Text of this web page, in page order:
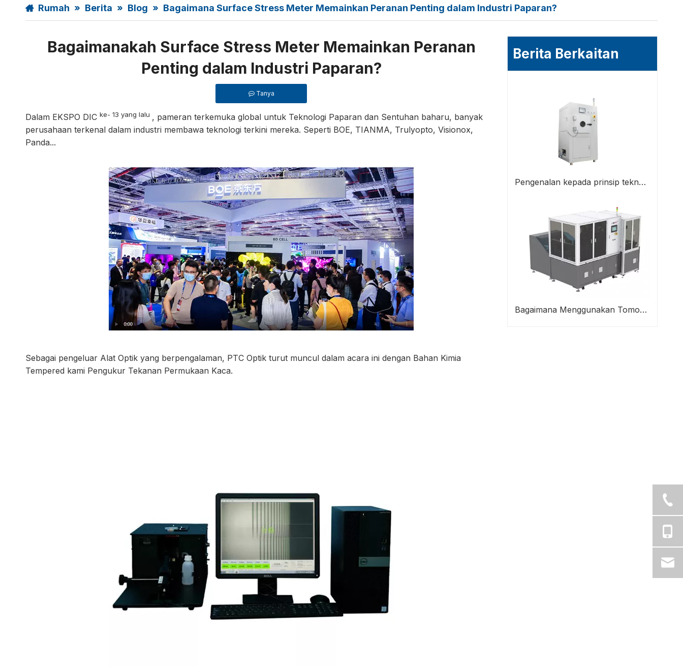
Rumah » Berita » Blog » Bagaimana Surface Stress Meter Memainkan Peranan Penting dalam Industri Paparan?
Bagaimanakah Surface Stress Meter Memainkan Peranan
Penting dalam Industri Paparan?
Tanya
Dalam EKSPO DIC ke- 13 yang lalu , pameran terkemuka global untuk Teknologi Paparan dan Sentuhan baharu, banyak
perusahaan terkenal dalam industri membawa teknologi terkini mereka. Seperti BOE, TIANMA, Trulyopto, Visionox,
Panda...
Sebagai pengeluar Alat Optik yang berpengalaman, PTC Optik turut muncul dalam acara ini dengan Bahan Kimia
Tempered kami Pengukur Tekanan Permukaan Kaca.
Berita Berkaitan
Pengenalan kepada prinsip teknologi permukaan plasma
Bagaimana Menggunakan Tomografi Akustik Pengimbasan dalam Industri Semikonduktor?